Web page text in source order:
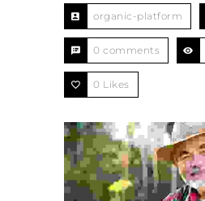
organic-platform
0 comments
0 Likes